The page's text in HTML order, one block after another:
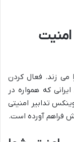
امنیت
می زند. فعال کردن
که همواره در
تدابیر امنیتی
فراهم آورده است.